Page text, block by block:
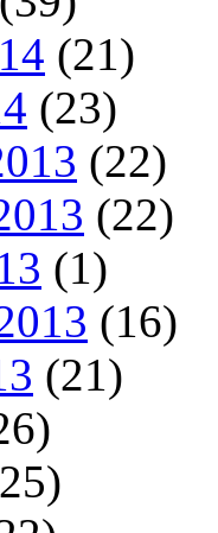
(21)
(23)
(22)
(22)
(1)
(16)
(21)